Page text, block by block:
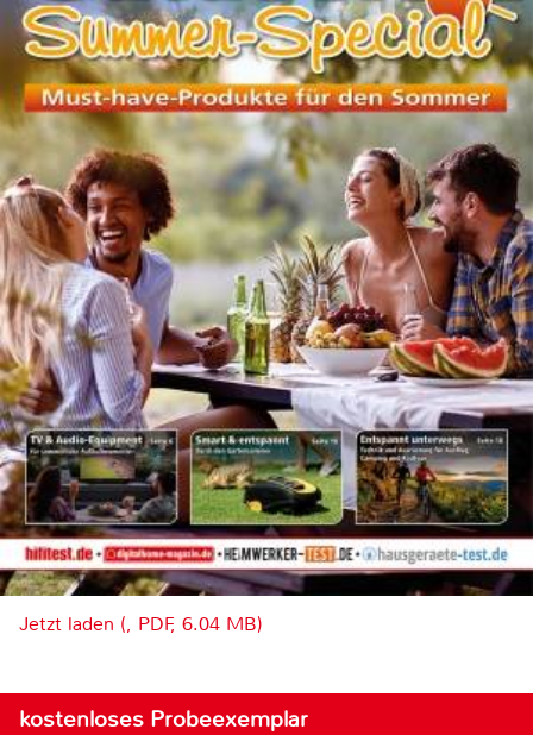
Jetzt laden (, PDF, 6.04 MB)
kostenloses Probeexemplar